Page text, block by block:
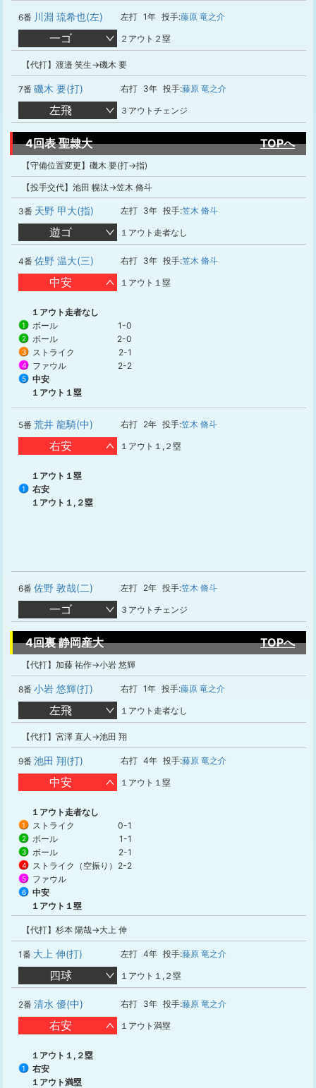
6番 川淵 琉希也(左) 左打 1年 投手:藤原 竜之介
一ゴ ２アウト２塁
【代打】渡邉 笑生→磯木 要
7番 磯木 要(打) 右打 3年 投手:藤原 竜之介
左飛 ３アウトチェンジ
4回表 聖隷大 TOPへ
【守備位置変更】磯木 要(打→指)
【投手交代】池田 幌汰→笠木 脩斗
3番 天野 甲大(指) 左打 3年 投手:笠木 脩斗
遊ゴ １アウト走者なし
4番 佐野 温大(三) 右打 3年 投手:笠木 脩斗
中安 １アウト１塁
１アウト走者なし
1 ボール 1-0
2 ボール 2-0
3 ストライク 2-1
4 ファウル 2-2
5
中安
１アウト１塁
5番 荒井 龍騎(中) 右打 2年 投手:笠木 脩斗
右安 １アウト１,２塁
１アウト１塁
1
右安
１アウト１,２塁
6番 佐野 敦哉(二) 左打 2年 投手:笠木 脩斗
一ゴ ３アウトチェンジ
4回裏 静岡産大 TOPへ
【代打】加藤 祐作→小岩 悠輝
8番 小岩 悠輝(打) 右打 1年 投手:藤原 竜之介
左飛 １アウト走者なし
【代打】宮澤 直人→池田 翔
9番 池田 翔(打) 右打 4年 投手:藤原 竜之介
中安 １アウト１塁
１アウト走者なし
1 ストライク 0-1
2 ボール 1-1
3 ボール 2-1
4 ストライク（空振り） 2-2
5 ファウル
6
中安
１アウト１塁
【代打】杉本 陽哉→大上 伸
1番 大上 伸(打) 左打 4年 投手:藤原 竜之介
四球 １アウト１,２塁
2番 清水 優(中) 右打 3年 投手:藤原 竜之介
右安 １アウト満塁
１アウト１,２塁
1
右安
１アウト満塁